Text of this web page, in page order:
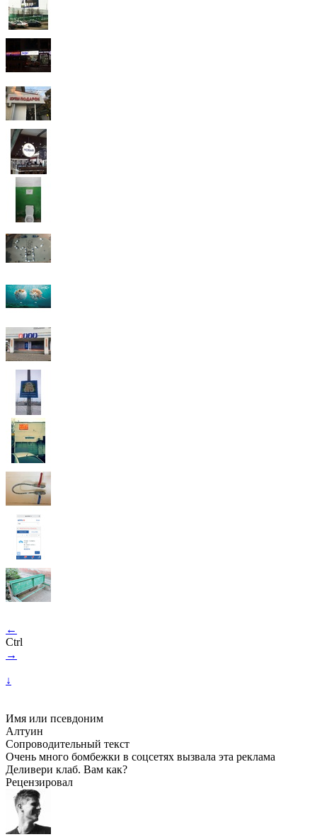
←
Ctrl
→
↓
Имя или псевдоним
Алтуин
Сопроводительный текст
Очень много бомбежки в соцсетях вызвала эта реклама
Деливери клаб. Вам как?
Рецензировал